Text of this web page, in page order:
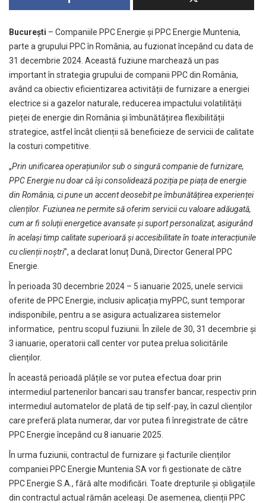
București – Companiile PPC Energie și PPC Energie Muntenia,
parte a grupului PPC în România, au fuzionat începând cu data de
31 decembrie 2024. Această fuziune marchează un pas
important în strategia grupului de companii PPC din România,
având ca obiectiv eficientizarea activității de furnizare a energiei
electrice si a gazelor naturale, reducerea impactului volatilității
pieței de energie din România și îmbunătățirea flexibilității
strategice, astfel încât clienții să beneficieze de servicii de calitate
la costuri competitive.
„Prin unificarea operațiunilor sub o singură companie de furnizare,
PPC Energie nu doar că își consolidează poziția pe piața de energie
din România, ci pune un accent deosebit pe îmbunătățirea experienței
clienților. Fuziunea ne permite să oferim servicii cu valoare adăugată,
cum ar fi soluții energetice avansate și suport personalizat, asigurând
în același timp calitate superioară și accesibilitate în toate interacțiunile
cu clienții noștri”, a declarat Ionuț Dună, Director General PPC
Energie.
În perioada 30 decembrie 2024 – 5 ianuarie 2025, unele servicii
oferite de PPC Energie, inclusiv aplicația myPPC, sunt temporar
indisponibile, pentru a se asigura actualizarea sistemelor
informatice, pentru scopul fuziunii. În zilele de 30, 31 decembrie și
3 ianuarie, operatorii call center vor putea prelua solicitările
clienților.
În această perioadă plățile se vor putea efectua doar prin
intermediul partenerilor bancari sau transfer bancar, respectiv prin
intermediul automatelor de plată de tip self-pay, în cazul clienților
care preferă plata numerar, dar vor putea fi înregistrate de către
PPC Energie începând cu 8 ianuarie 2025.
În urma fuziunii, contractul de furnizare și facturile clienților
companiei PPC Energie Muntenia SA vor fi gestionate de către
PPC Energie S.A., fără alte modificări. Toate drepturile și obligațiile
din contractul actual rămân aceleași. De asemenea, clienții PPC